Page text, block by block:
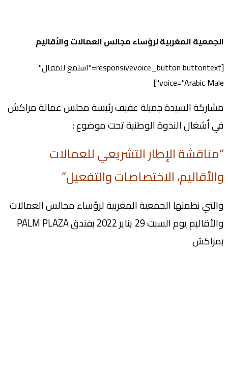
الجمعية المغربية لرؤساء مجالس العمالات والأقاليم
[responsivevoice_button buttontext="استمع للمقال"
voice="Arabic Male"]
مشاركة السيدة جميلة عفيف رئيسة مجلس عمالة مراكش
في أشغال الندوة الوطنية تحت موضوع :
“مناقشة الإطار التشريعي للعمالات
والأقاليم، الاختصاصات والتفعيل”
والتي نظمتها الجمعية المغربية لرؤساء مجالس العمالات
والأقاليم يوم السبت 29 يناير 2022 بفندق PALM PLAZA
بمراكش